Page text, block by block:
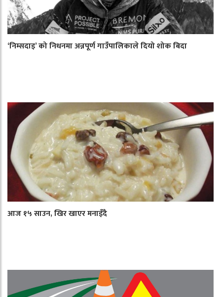
‘निम्सदाइ’ को निधनमा अन्नपूर्ण गाउँपालिकाले दियो शोक बिदा
आज १५ साउन, खिर खाएर मनाइँदै